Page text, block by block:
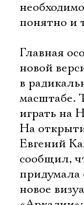
понятно и
Главная
новой
в
масштабе.
играть на
На
Евгений
сообщил,
придумала
новое